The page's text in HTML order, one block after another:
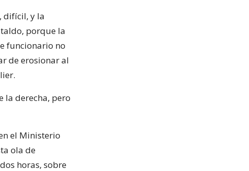
difícil, y la
porque la
funcionario no
de erosionar al
la derecha, pero
el Ministerio
ola de
horas, sobre